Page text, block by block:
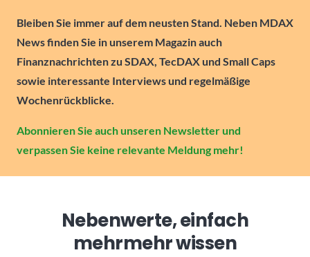
Bleiben Sie immer auf dem neusten Stand. Neben MDAX
News finden Sie in unserem Magazin auch
Finanznachrichten zu SDAX, TecDAX und Small Caps
sowie interessante Interviews und regelmäßige
Wochenrückblicke.
Abonnieren Sie auch unseren Newsletter und
verpassen Sie keine relevante Meldung mehr!
Nebenwerte, einfach
mehrmehr wissen